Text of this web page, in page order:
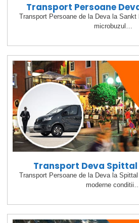
Transport Persoane
Transport Persoane de la Deva la
microbuzul…
Transport Deva
Transport Persoane de la Deva la
moderne conditii…